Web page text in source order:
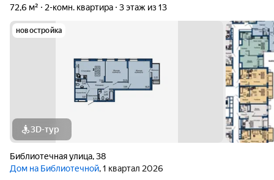
72,6 м²
2-комн. квартира 3 этаж из 13
новостройка
3D-тур
Библиотечная улица,38
Дом на Библиотечной, 1 квартал 2026